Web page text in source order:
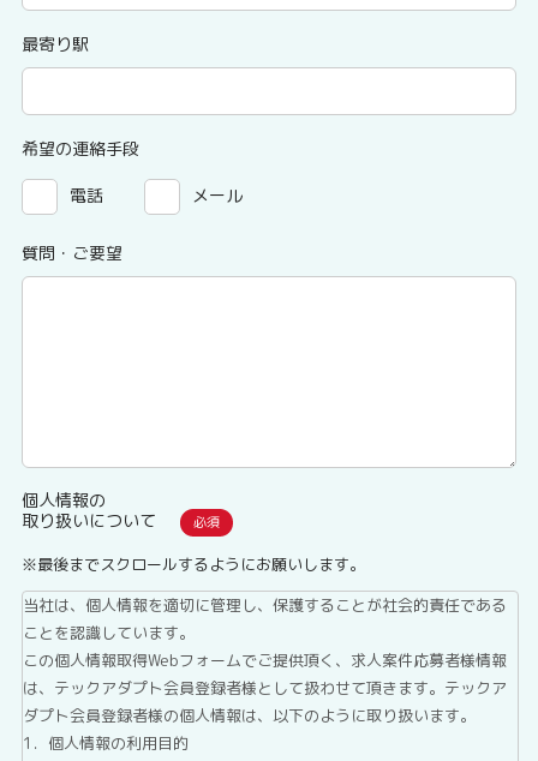
最寄り駅
希望の連絡手段
電話 メール
質問・ご要望
個人情報の
取り扱いについて
※最後までスクロールするようにお願いします。
当社は、個人情報を適切に管理し、保護することが社会的責任である
ことを認識しています。
この個人情報取得Webフォームでご提供頂く、求人案件応募者様情報
は、テックアダプト会員登録者様として扱わせて頂きます。テックア
ダプト会員登録者様の個人情報は、以下のように取り扱います。
1．個人情報の利用目的